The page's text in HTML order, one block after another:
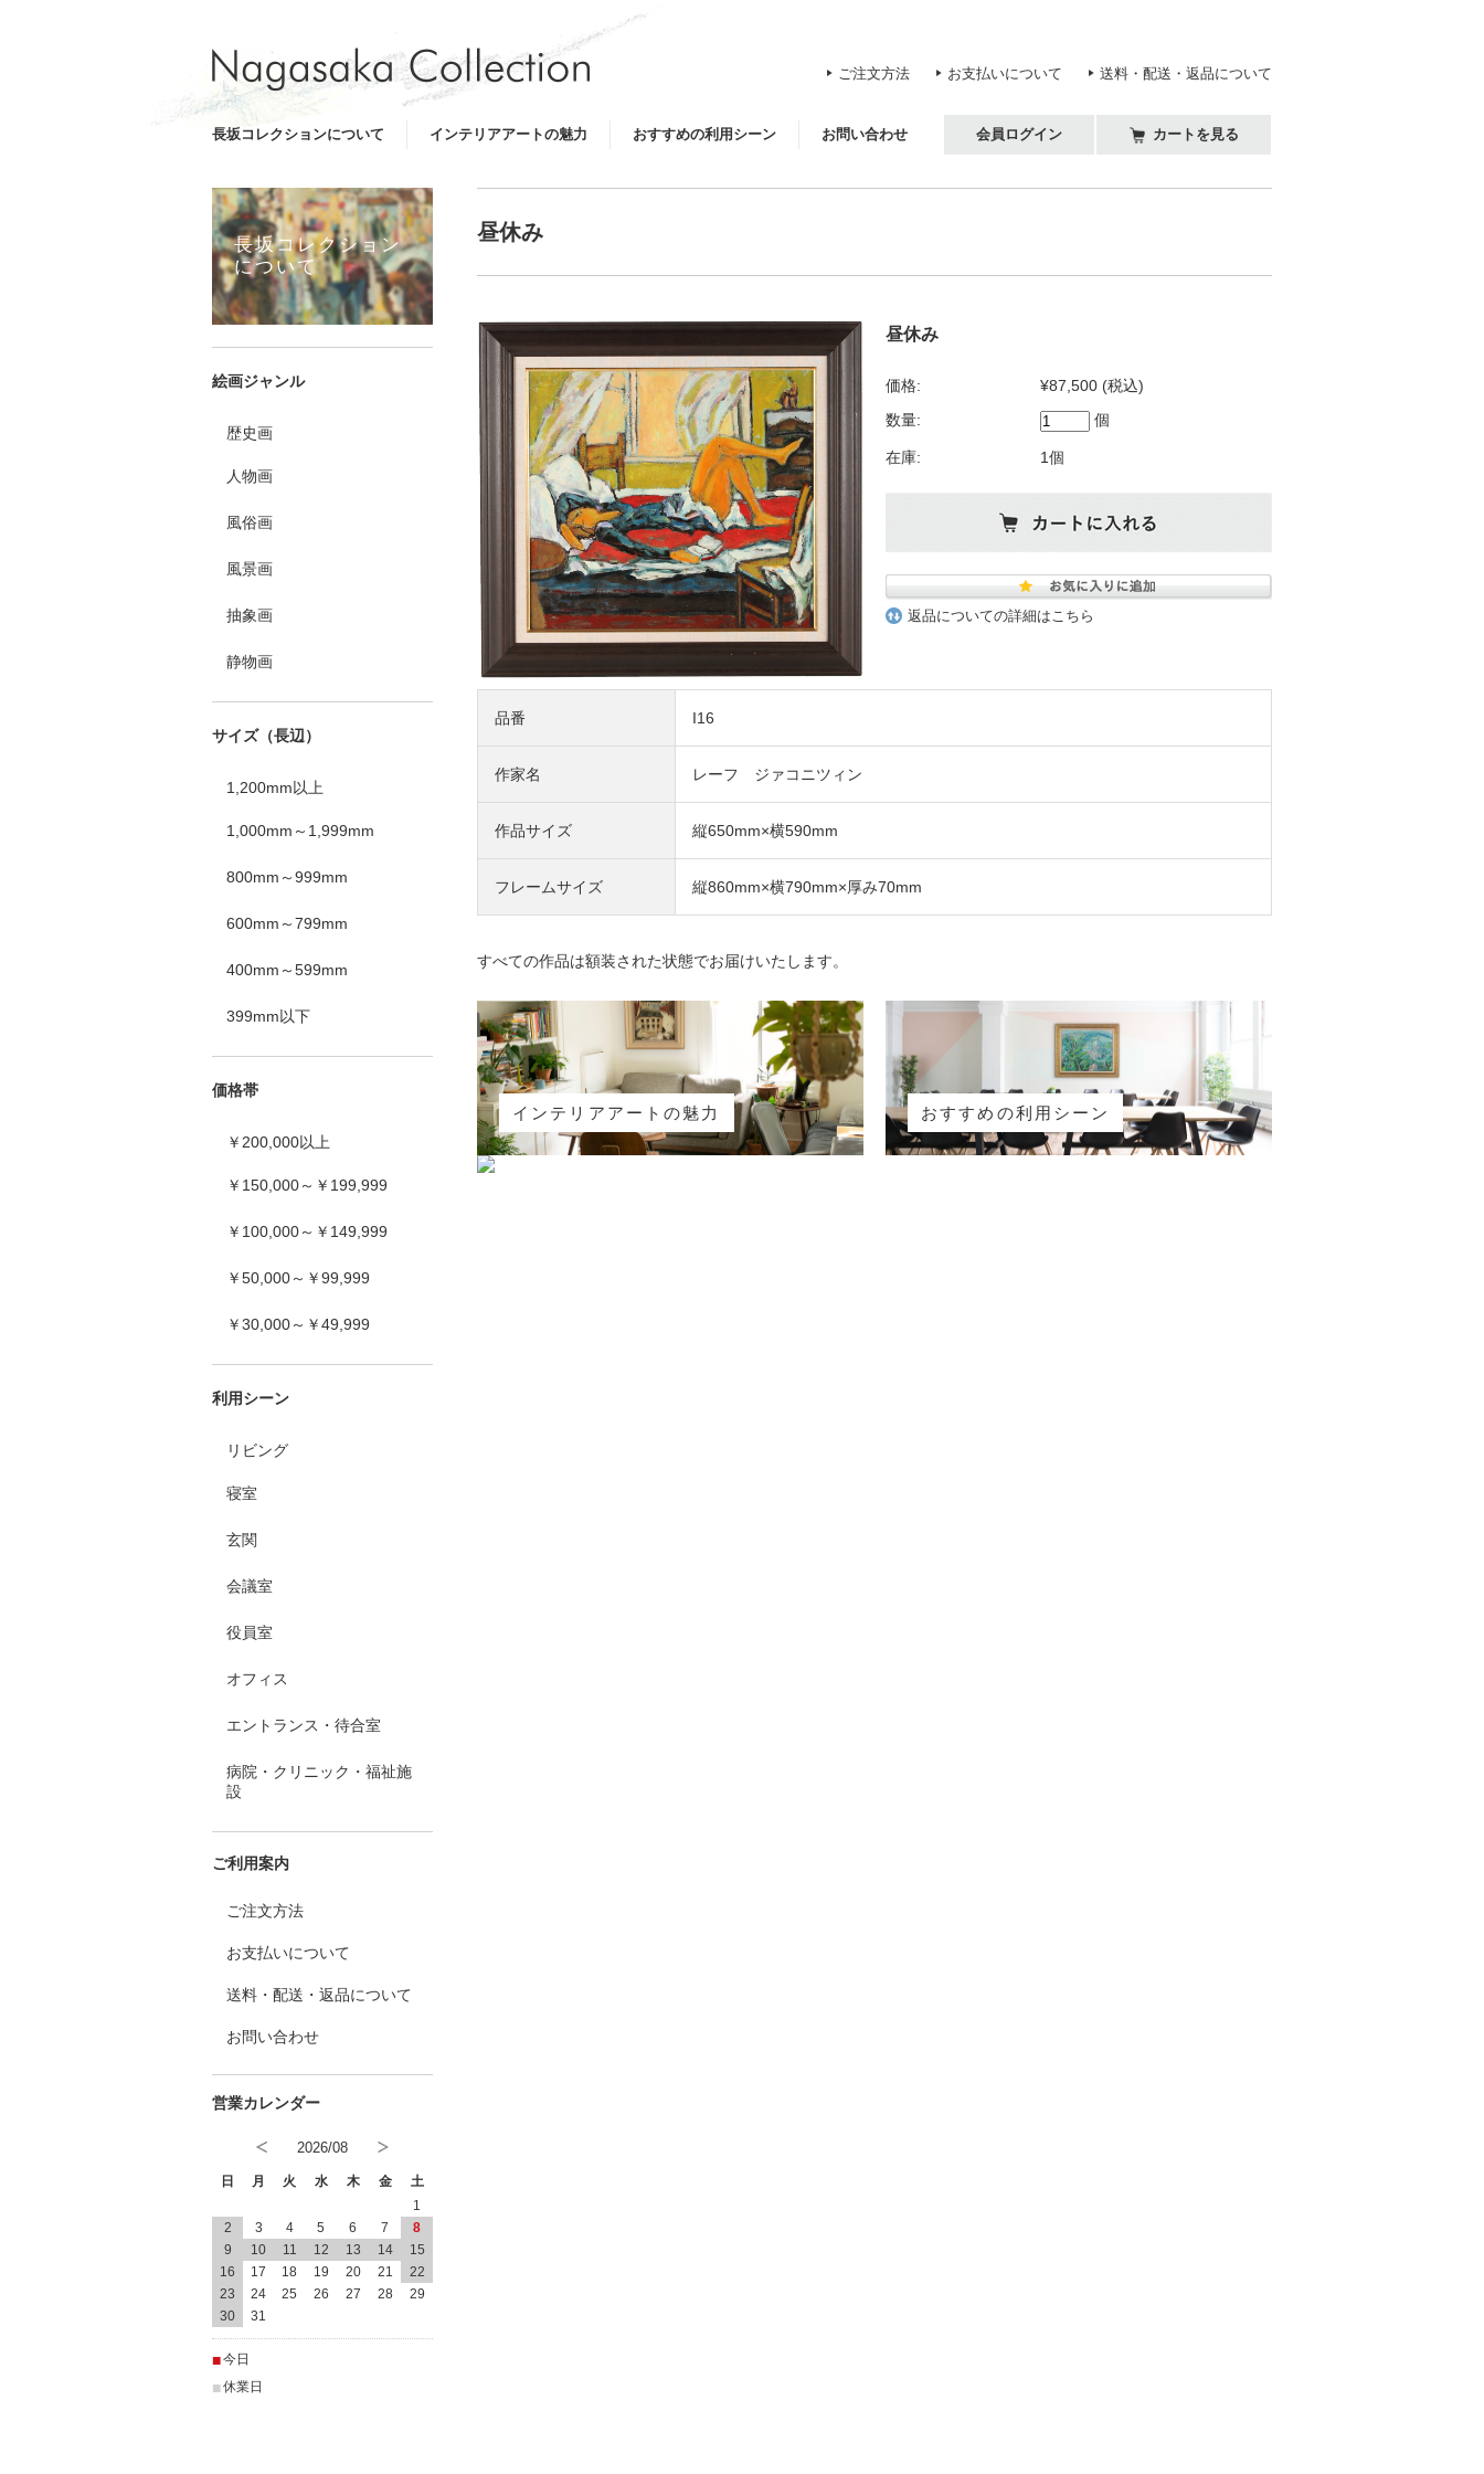
ご注文方法 お支払いについて 送料・配送・返品について
長坂コレクションについて インテリアアートの魅力 おすすめの利用シーン お問い合わせ 会員ログイン カートを見る
昼休み
昼休み
価格: ¥87,500 (税込)
数量:
個
在庫: 1個
返品についての詳細はこちら
品番 I16
作家名 レーフ ジァコニツィン
作品サイズ 縦650mm×横590mm
フレームサイズ 縦860mm×横790mm×厚み70mm
すべての作品は額装された状態でお届けいたします。
インテリアアートの魅力 おすすめの利用シーン
長坂コレクション
について
絵画ジャンル
歴史画
人物画
風俗画
風景画
抽象画
静物画
サイズ（長辺）
1,200mm以上
1,000mm～1,999mm
800mm～999mm
600mm～799mm
400mm～599mm
399mm以下
価格帯
￥200,000以上
￥150,000～￥199,999
￥100,000～￥149,999
￥50,000～￥99,999
￥30,000～￥49,999
利用シーン
リビング
寝室
玄関
会議室
役員室
オフィス
エントランス・待合室
病院・クリニック・福祉施
設
ご利用案内
ご注文方法
お支払いについて
送料・配送・返品について
お問い合わせ
2026/08
日 月 火 水 木 金
土
1
2
3 4 5 6 7
8
9
10 11 12 13 14
15
16
17 18 19 20 21
22
23
24 25 26 27 28
29
30
31
■今日
■休業日